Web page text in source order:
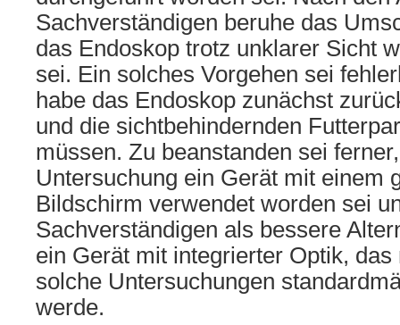
Sachverständigen beruhe das
das Endoskop trotz unklarer Sicht
sei. Ein solches Vorgehen sei
habe das Endoskop zunächst
und die sichtbehindernden
müssen. Zu beanstanden sei
Untersuchung ein Gerät mit einem
Bildschirm verwendet worden sei
Sachverständigen als bessere
ein Gerät mit integrierter Optik,
solche Untersuchungen
werde.